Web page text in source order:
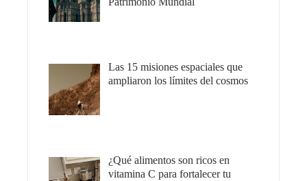
Las 15 misiones espaciales que
ampliaron los límites del cosmos
¿Qué alimentos son ricos en
vitamina C para fortalecer tu